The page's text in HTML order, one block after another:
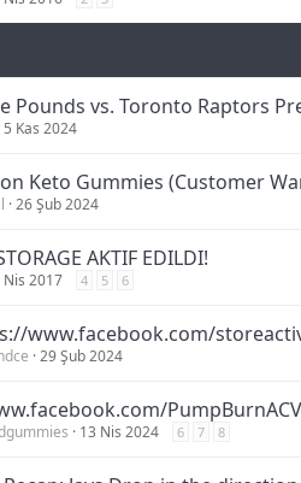
Pounds vs. Toronto Raptors
5 Kas 2024
Keto Gummies (Customer
26 Şub 2024
AKTIF EDILDI!
Nis 2017 4 5 6
www.facebook.com/
29 Şub 2024
13 Nis 2024 6 7 8